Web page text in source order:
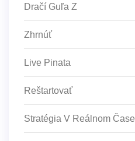
Dračí Guľa Z
Zhrnúť
Live Pinata
Reštartovať
Stratégia V Reálnom Čase